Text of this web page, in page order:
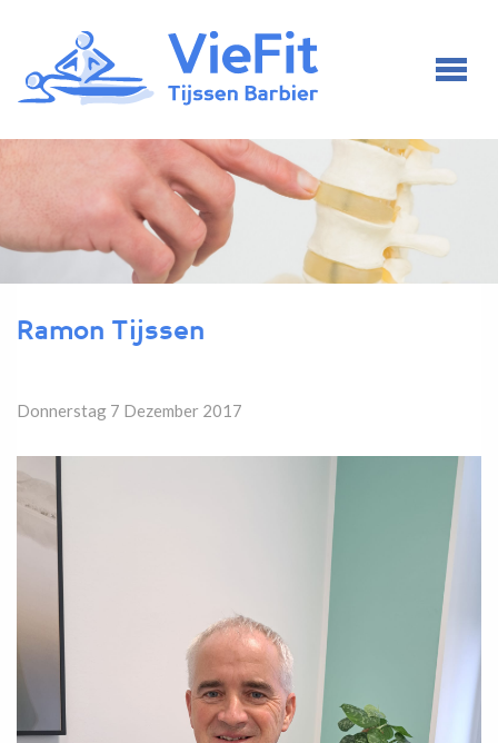
Ramon Tijssen
Donnerstag 7 Dezember 2017